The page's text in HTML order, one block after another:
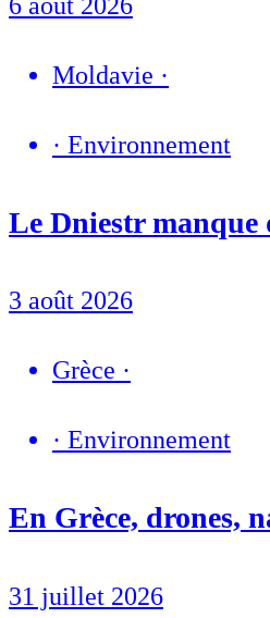
6 août 2026
Moldavie ·
· Environnement
Le Dniestr manque
3 août 2026
Grèce ·
· Environnement
En Grèce, drones,
31 juillet 2026